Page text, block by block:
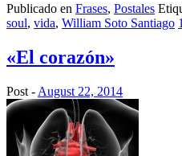
Publicado en Frases, Postales
soul, vida, William Soto Santiago
«El corazón»
Post - August 22, 2014